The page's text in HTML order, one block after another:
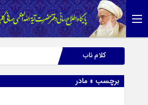
کلام ناب
برچسب » مادر